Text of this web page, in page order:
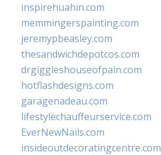
inspirehuahin.com
memmingerspainting.com
jeremypbeasley.com
thesandwichdepotcos.com
drgiggleshouseofpain.com
hotflashdesigns.com
garagenadeau.com
lifestylechauffeurservice.com
EverNewNails.com
insideoutdecoratingcentre.com